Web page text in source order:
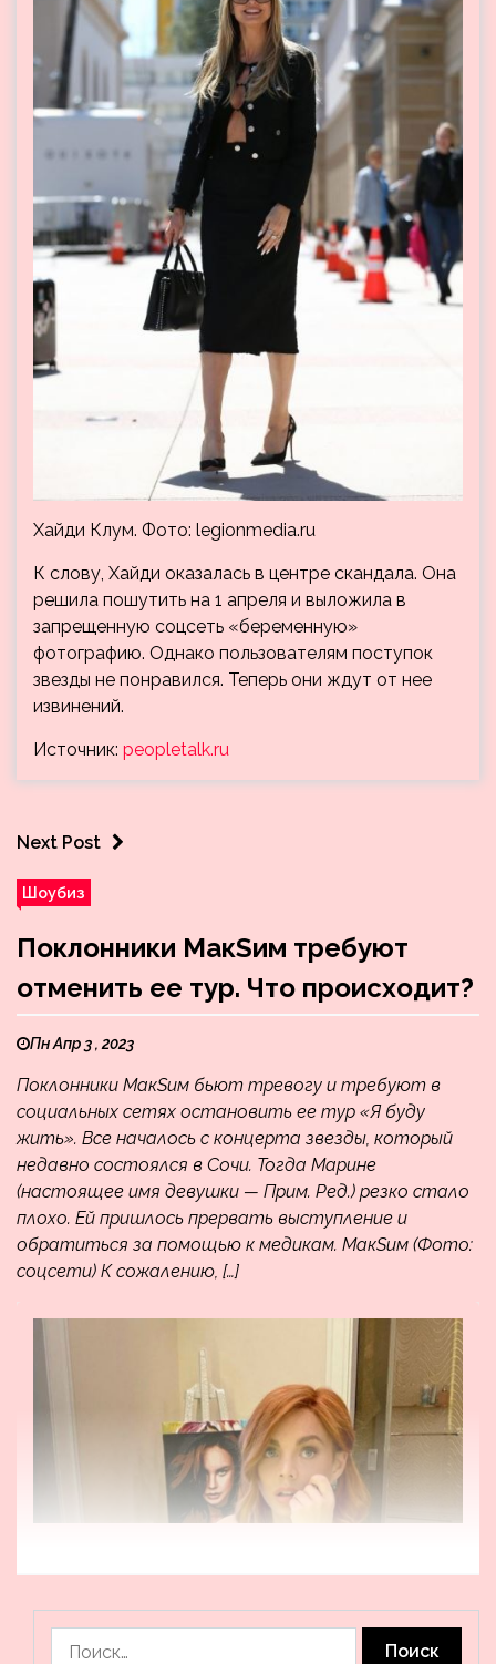
Хайди Клум. Фото: legionmedia.ru
К слову, Хайди оказалась в центре скандала. Она
решила пошутить на 1 апреля и выложила в
запрещенную соцсеть «беременную»
фотографию. Однако пользователям поступок
звезды не понравился. Теперь они ждут от нее
извинений.
Источник: peopletalk.ru
Next Post
Шоубиз
Поклонники МакSим требуют
отменить ее тур. Что происходит?
Пн Апр 3 , 2023
Поклонники МакSим бьют тревогу и требуют в
социальных сетях остановить ее тур «Я буду
жить». Все началось с концерта звезды, который
недавно состоялся в Сочи. Тогда Марине
(настоящее имя девушки — Прим. Ред.) резко стало
плохо. Ей пришлось прервать выступление и
обратиться за помощью к медикам. МакSим (Фото:
соцсети) К сожалению, […]